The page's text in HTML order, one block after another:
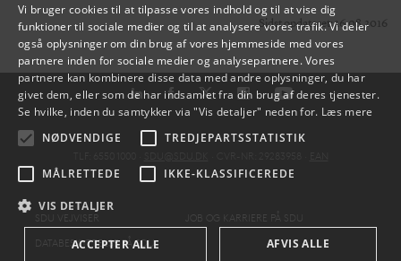
Sidst opdateret: 16.08.2016
SDU VEJVISER
JOB OG KARRIERE PÅ SDU
DATABESKYTTELSE PÅ SDU
DANISH
DANISH
Vi bruger cookies til at tilpasse vores indhold og til at vise dig
funktioner til sociale medier og til at analysere vores trafik. Vi deler
også oplysninger om din brug af vores hjemmeside med vores
partnere inden for sociale medier og analysepartnere. Vores
partnere kan kombinere disse data med andre oplysninger, du har
givet dem, eller som de har indsamlet fra din brug af deres tjenester.
Se hvilke, inden du samtykker via "Vis detaljer" neden for. Læs mere
NØDVENDIGE
TREDJEPARTSSTATISTIK
MÅLRETTEDE IKKE-KLASSIFICEREDE
VIS DETALJER
ACCEPTER ALLE AFVIS ALLE